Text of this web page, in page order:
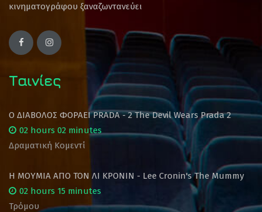
κινηματογράφου ξαναζωντανεύει
Ταινίες
Ο ΔΙΑΒΟΛΟΣ ΦΟΡΑΕΙ PRADA - 2 The Devil Wears Prada 2
02 hours 02 minutes
Δραματική Κομεντί
Η ΜΟΥΜΙΑ ΑΠΟ ΤΟΝ ΛΙ ΚΡΟΝΙΝ - Lee Cronin's The Mummy
02 hours 15 minutes
Τρόμου